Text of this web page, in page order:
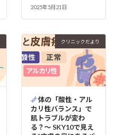
2025年5月21日
クリニックだより
体の「酸性・アル
カリ性バランス」で
肌トラブルが変わ
る？～ SKY10で見え